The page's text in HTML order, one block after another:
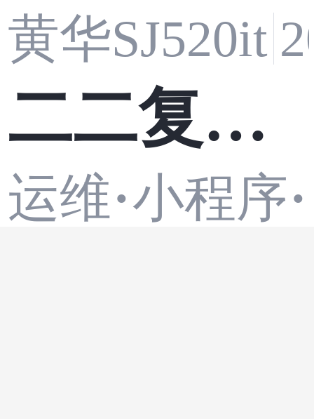
黄华SJ520it
二二复制
定点裂变
运维·小程序·